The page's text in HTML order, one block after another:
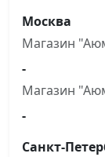
Москва
Магазин
-
Магазин
-
Санкт-